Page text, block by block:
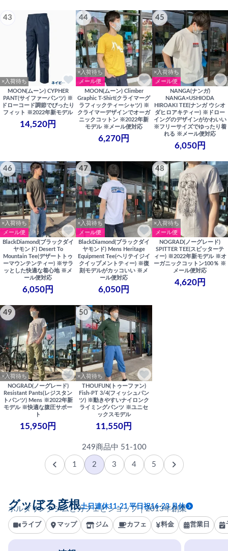
43
×入荷待ち
MOON(ムーン) CYPHER
PANT(サイファーパンツ) ※
ドローコード調節でぴったり
フィット ※2022年新モデル
14,520円
44
×入荷待ち
メール便
MOON(ムーン) Climber
Graphic T-Shirt(クライマーグ
ラフィックティーシャツ) ※
クライマーデザインでオーガ
ニックコットン ※2022年新
モデル ※メール便対応
6,270円
45
×入荷待ち
メール便
NANGA(ナンガ)
NANGA×USHIODA
HIROAKI TEE(ナンガ ウシオ
ダヒロアキティー) ※ドロー
イングのデザインがかわいい
※フリーサイズでゆったり着
れる ※メール便対応
6,050円
46
×入荷待ち
メール便
BlackDiamond(ブラックダイ
ヤモンド) Desert To
Mountain Tee(デザートトゥ
ーマウンテンティー) ※サラ
ッとした快適な着心地 ※メ
ール便対応
6,050円
47
×入荷待ち
メール便
BlackDiamond(ブラックダイ
ヤモンド) Mens Heritage
Equipment Tee(ヘリテイジイ
クイップメントティー) ※復
刻モデルがカッコいい ※メ
ール便対応
6,050円
48
×入荷待ち
メール便
NOGRAD(ノーグレード)
SPITTER TEE(スピッターテ
ィー) ※2022年新モデル ※オ
ーガニックコットン100％ ※
メール便対応
4,620円
49
×入荷待ち
NOGRAD(ノーグレード)
Resistant Pants(レジスタン
トパンツ) Mens ※2022年新
モデル ※快適な腹圧サポー
ト
15,950円
50
×入荷待ち
THOUFUN(トゥーファン)
Fish-PT 3/4(フィッシュパン
ツ) ※動きやすいナイロンク
ライミングパンツ ※ユニセ
ックスモデル
11,550円
249商品中 51-100
1 2 3 4 5
ボルダリングジムとカフェとショップ｜2013年創業
グッぼる彦根土日連休11-21 平日祝16-23 月休
ライブ マップ ジム カフェ 料金 営業日